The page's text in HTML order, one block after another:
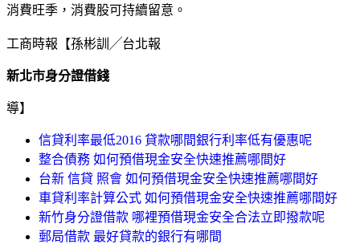
消費旺季，消費股可持續留意。
工商時報【孫彬訓╱台北報
新北市身分證借錢
導】
信貸利率最低2016 貸款哪間銀行利率低有優惠呢
整合債務 如何預借現金安全快速推薦哪間好
台新 信貸 照會 如何預借現金安全快速推薦哪間好
車貸利率計算公式 如何預借現金安全快速推薦哪間好
新竹身分證借款 哪裡預借現金安全合法立即撥款呢
郵局借款 最好貸款的銀行有哪間